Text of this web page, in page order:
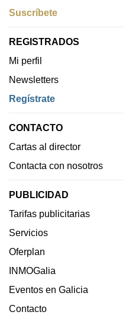
Suscríbete
REGISTRADOS
Mi perfil
Newsletters
Regístrate
CONTACTO
Cartas al director
Contacta con nosotros
PUBLICIDAD
Tarifas publicitarias
Servicios
Oferplan
INMOGalia
Eventos en Galicia
Contacto